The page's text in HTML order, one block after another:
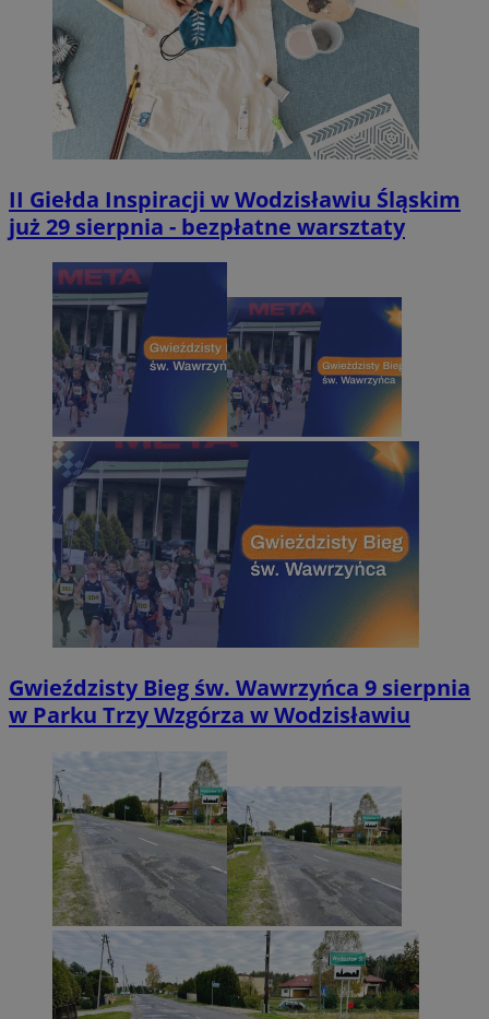
II Giełda Inspiracji w Wodzisławiu Śląskim
już 29 sierpnia - bezpłatne warsztaty
Gwieździsty Bieg św. Wawrzyńca 9 sierpnia
w Parku Trzy Wzgórza w Wodzisławiu